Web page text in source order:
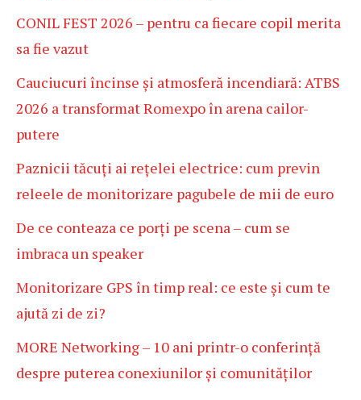
CONIL FEST 2026 – pentru ca fiecare copil merita
sa fie vazut
Cauciucuri încinse și atmosferă incendiară: ATBS
2026 a transformat Romexpo în arena cailor-
putere
Paznicii tăcuți ai rețelei electrice: cum previn
releele de monitorizare pagubele de mii de euro
De ce conteaza ce porți pe scena – cum se
imbraca un speaker
Monitorizare GPS în timp real: ce este și cum te
ajută zi de zi?
MORE Networking – 10 ani printr-o conferință
despre puterea conexiunilor și comunităților